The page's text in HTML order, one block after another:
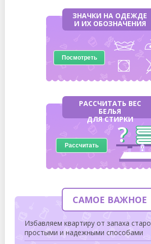
ЗНАЧКИ НА ОДЕЖДЕ
И ИХ ОБОЗНАЧЕНИЯ
Посмотреть
РАССЧИТАТЬ ВЕС
БЕЛЬЯ
ДЛЯ СТИРКИ
Рассчитать
САМОЕ ВАЖНОЕ
Избавляем квартиру от запаха
простыми и надежными способами